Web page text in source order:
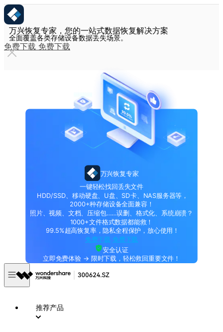
万兴恢复专家，您的一站式数据恢复解决方案
全面覆盖各类存储设备数据丢失场景。
免费下载 免费下载
万兴恢复专家
一键轻松找回丢失文件
HDD/SSD、移动硬盘、U盘、SD卡、NAS服务器等，
2000+种存储设备全面兼容！
照片、视频、文档、压缩包……误删、格式化、系统崩溃？
1000+文件格式数据都能救！
99.5%超高恢复率，隐私全程保护，放心使用！
免费下载 免费下载
安全认证
立即免费体验 → 限时下载，轻松救回重要文件！
推荐产品